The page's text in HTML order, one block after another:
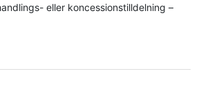
eller koncessionstilldelning –